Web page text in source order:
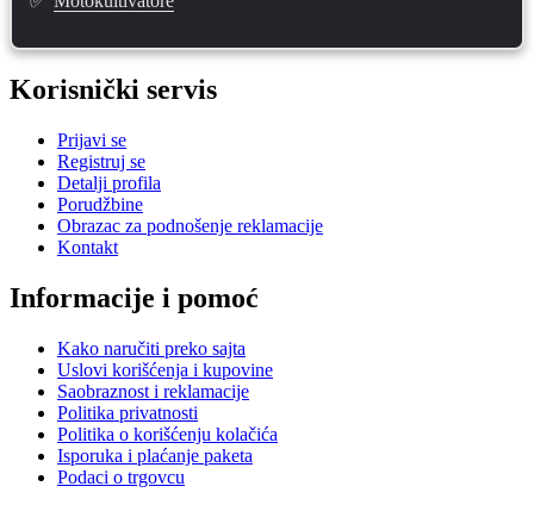
Korisnički servis
Prijavi se
Registruj se
Detalji profila
Porudžbine
Obrazac za podnošenje reklamacije
Kontakt
Informacije i pomoć
Kako naručiti preko sajta
Uslovi korišćenja i kupovine
Saobraznost i reklamacije
Politika privatnosti
Politika o korišćenju kolačića
Isporuka i plaćanje paketa
Podaci o trgovcu